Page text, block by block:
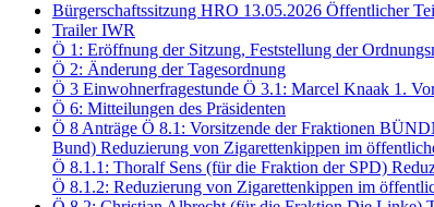
Bürgerschaftssitzung HRO 13.05.2026 Öffentlicher
Trailer IWR
Ö 1: Eröffnung der Sitzung, Feststellung der
Ö 2: Änderung der Tagesordnung
Ö 3 Einwohnerfragestunde Ö 3.1: Marcel Knaak 1.
Ö 6: Mitteilungen des Präsidenten
Ö 8 Anträge Ö 8.1: Vorsitzende der Fraktionen
Bund) Reduzierung von Zigarettenkippen im
Ö 8.1.1: Thoralf Sens (für die Fraktion der SPD)
Ö 8.1.2: Reduzierung von Zigarettenkippen im